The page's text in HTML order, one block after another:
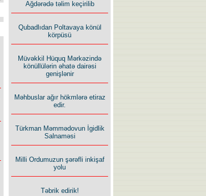
Ağdərədə təlim keçirilib
Qubadlıdan Poltavaya könül
körpüsü
Müvəkkil Hüquq Mərkəzində
könüllülərin əhatə dairəsi
genişlənir
Məhbuslar ağır hökmlərə etiraz
edir.
Türkman Məmmədovun İgidlik
Salnaməsi
Milli Ordumuzun şərəfli inkişaf
yolu
Təbrik edirik!